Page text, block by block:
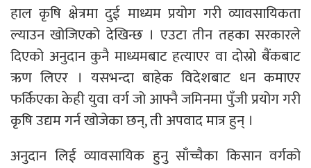
हाल कृषि क्षेत्रमा दुई माध्यम प्रयोग गरी व्यावसायिकता
ल्याउन खोजिएको देखिन्छ । एउटा तीन तहका सरकारले
दिएको अनुदान कुनै माध्यमबाट हत्याएर वा दोस्रो बैंकबाट
ऋण लिएर । यसभन्दा बाहेक विदेशबाट धन कमाएर
फर्किएका केही युवा वर्ग जो आफ्नै जमिनमा पुँजी प्रयोग गरी
कृषि उद्यम गर्न खोजेका छन्, ती अपवाद मात्र हुन् ।
अनुदान लिई व्यावसायिक हुनु साँच्चैका किसान वर्गको